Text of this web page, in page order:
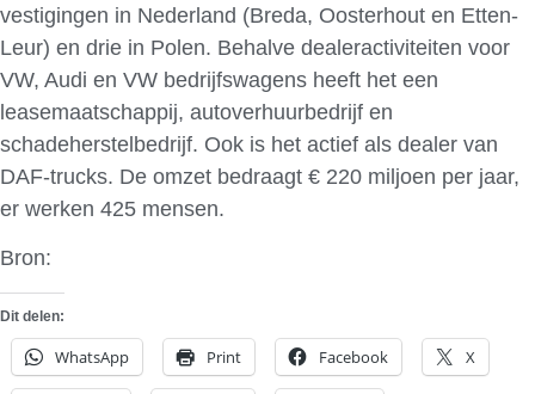
vestigingen in Nederland (Breda, Oosterhout en Etten-
Leur) en drie in Polen. Behalve dealeractiviteiten voor
VW, Audi en VW bedrijfswagens heeft het een
leasemaatschappij, autoverhuurbedrijf en
schadeherstelbedrijf. Ook is het actief als dealer van
DAF-trucks. De omzet bedraagt € 220 miljoen per jaar,
er werken 425 mensen.
Bron:
Dit delen:
WhatsApp Print Facebook X